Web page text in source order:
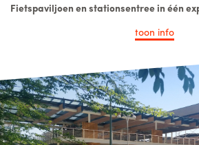
Fietspaviljoen en stationsentree in één
toon info